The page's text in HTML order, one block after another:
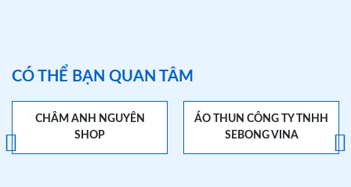
CÓ THỂ BẠN QUAN TÂM
CHÂM ANH NGUYÊN
SHOP
ÁO THUN CÔNG TY TNHH
SEBONG VINA